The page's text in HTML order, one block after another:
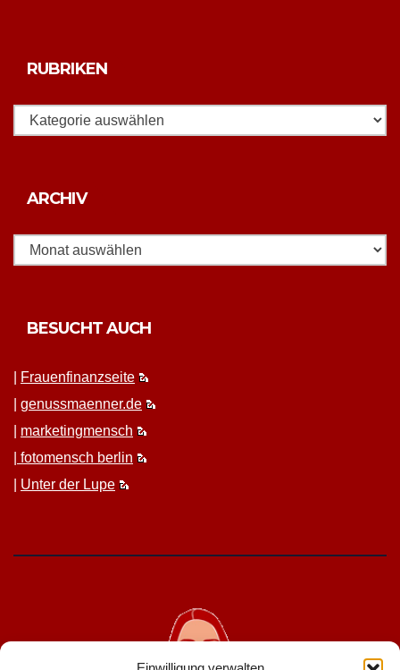
RUBRIKEN
Rubriken
ARCHIV
BESUCHT AUCH
Frauen­fi­nanz­seite
genussmaenner.de
mar­ket­ing­men­sch
fotomen­sch berlin
Unter der Lupe